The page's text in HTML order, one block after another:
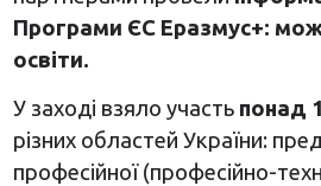
Програми ЄС Еразмус+:
освіти.
У заході взяло участь понад
різних областей України:
професійної (професійно-